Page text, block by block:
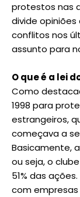
protestos nas
divide
conflitos nos
assunto para
O que é a lei
Como
1998 para
estrangeiros,
começava a
Basicamente,
ou seja, o
51% das
com empresas